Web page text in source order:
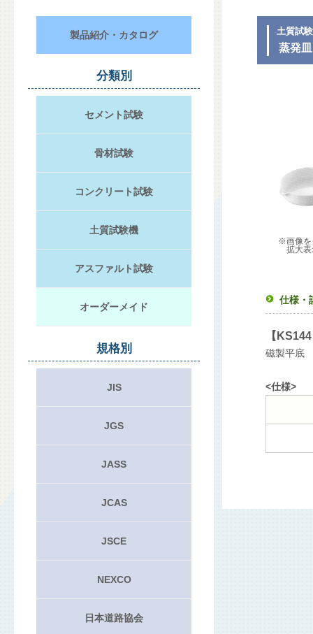
土質試
蒸発
※画像を
拡大表
仕様・
【
磁製平底
<仕様>
製品紹介・カタログ
分類別
セメント試験
骨材試験
コンクリート試験
土質試験機
アスファルト試験
オーダーメイド
規格別
JIS
JGS
JASS
JCAS
JSCE
NEXCO
日本道路協会